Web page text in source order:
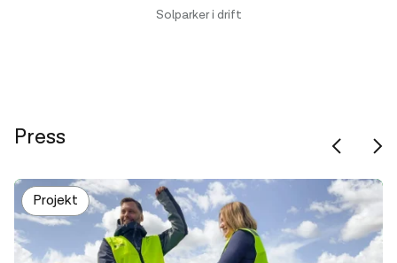
Solparker i drift
Press
Projekt